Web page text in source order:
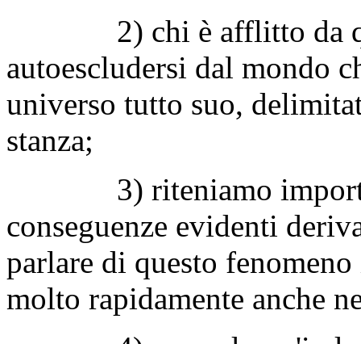
2) chi è afflitto da
autoescludersi dal mondo
universo tutto suo,
stanza;
3) riteniamo
conseguenze evidenti
parlare di questo
molto rapidamente anche